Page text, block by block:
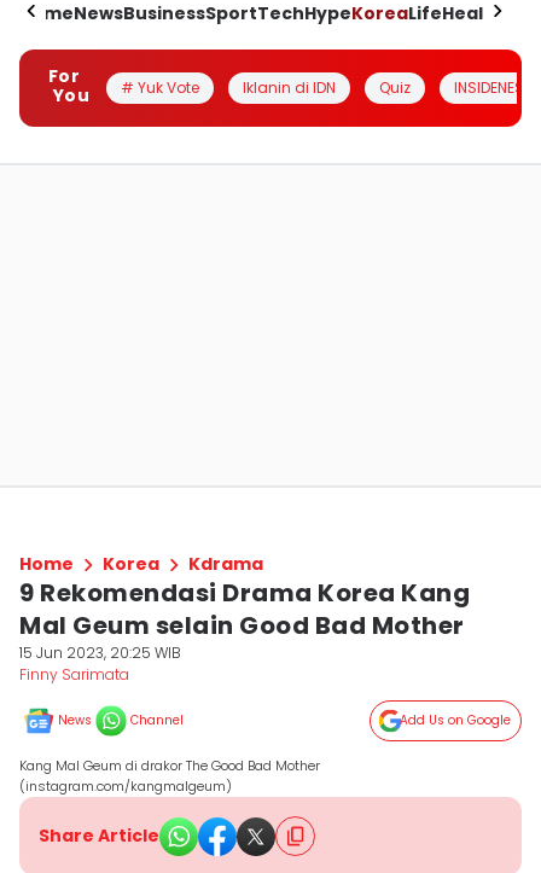
HomeNewsBusinessSportTechHypeKoreaLifeHealth
For
You
# Yuk Vote Iklanin di IDN Quiz INSIDENESIA
Home Korea Kdrama
9 Rekomendasi Drama Korea Kang
Mal Geum selain Good Bad Mother
15 Jun 2023, 20:25 WIB
Finny Sarimata
News Channel Add Us on Google
Kang Mal Geum di drakor The Good Bad Mother
(instagram.com/kangmalgeum)
Share Article